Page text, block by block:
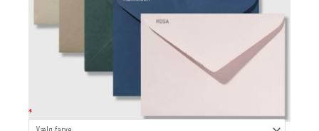
*
KUVERT
antal